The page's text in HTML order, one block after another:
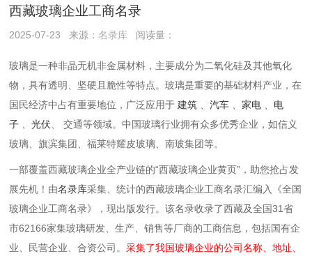
西藏玻璃企业工商名录
2025-07-23 来源：名录库 阅读量：
玻璃是一种非晶无机非金属材料，主要成分为二氧化硅及其他氧化
物，具有透明、坚硬且脆性等特点。玻璃是重要的基础材料产业，在
国民经济中占有重要地位，广泛应用于建筑 、汽车 、家电
电
子 、光伏 、 交通等领域。中国玻璃行业拥有众多优秀企业，如信义
玻璃、旗滨集团、福莱特耀皮玻璃、南玻集团等。
一部覆盖西藏玻璃企业全产业链的“西藏玻璃企业黄页”，助您抢占发
展先机！由名录库采集、统计的西藏玻璃企业工商名录汇编入《全国
玻璃企业工商名录》，现出版发行。该名录收录了西藏及全国31省
市62166家集玻璃研发、生产、销售等厂商的工商信息，包括国有企
业、民营企业、合资公司。采集了我国玻璃企业的公司名称、地址、